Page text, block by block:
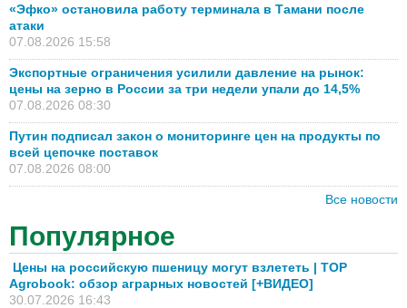
«Эфко» остановила работу терминала в Тамани после
атаки
07.08.2026 15:58
Экспортные ограничения усилили давление на рынок:
цены на зерно в России за три недели упали до 14,5%
07.08.2026 08:30
Путин подписал закон о мониторинге цен на продукты по
всей цепочке поставок
07.08.2026 08:00
Все новости
Популярное
Цены на российскую пшеницу могут взлететь | TOP
Agrobook: обзор аграрных новостей [+ВИДЕО]
30.07.2026 16:43